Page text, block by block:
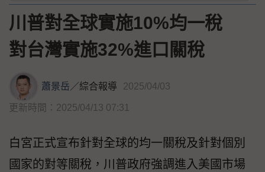
川普對全球實施10%均一稅
對台灣實施32%進口關稅
蕭景岳 ／綜合報導 2025/04/03
更新時間：2025/04/13 07:31
白宮正式宣布針對全球的均一關稅及針對個別
國家的對等關稅，川普政府強調進入美國市場